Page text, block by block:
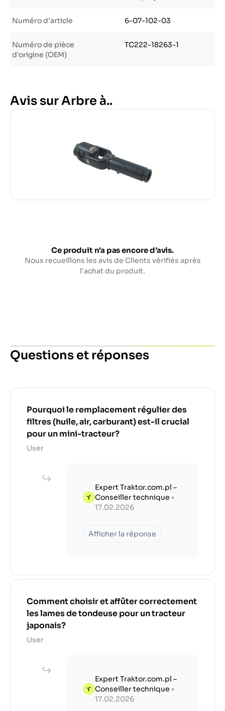
Numéro d'article 6-07-102-03
Numéro de pièce
d'origine (OEM)
TC222-18263-1
Avis sur Arbre à..
Ce produit n'a pas encore d'avis.
Nous recueillons les avis de Clients vérifiés après
l'achat du produit.
Questions et réponses
Pourquoi le remplacement régulier des
filtres (huile, air, carburant) est-il crucial
pour un mini-tracteur?
User
Expert Traktor.com.pl –
Conseiller technique •
17.02.2026
Afficher la réponse
Comment choisir et affûter correctement
les lames de tondeuse pour un tracteur
japonais?
User
Expert Traktor.com.pl –
Conseiller technique •
17.02.2026